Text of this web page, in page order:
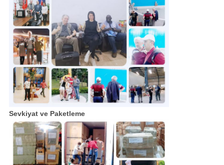
Sevkiyat ve Paketleme